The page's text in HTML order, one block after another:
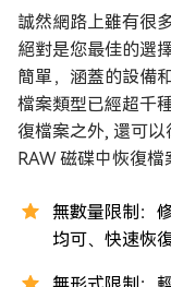
誠然網路上雖有很
絕對是您最佳的選
簡單，涵蓋的設備
檔案類型已經超千
復檔案之外, 還可
RAW 磁碟中恢復檔
無數量限制：
均可、快速恢